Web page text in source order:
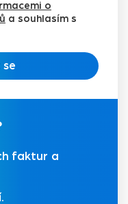
o
a souhlasím s
faktur a